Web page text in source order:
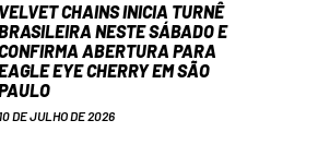
VELVET CHAINS INICIA TURNÊ
NESTE SÁBADO E
ABERTURA PARA
EYE CHERRY EM SÃO
10 DE JULHO DE 2026